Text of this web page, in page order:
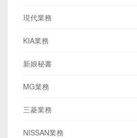
現代業務
KIA業務
新娘秘書
MG業務
三菱業務
NISSAN業務